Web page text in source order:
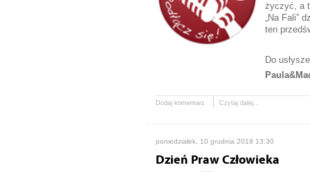
życzyć, a
„Na Fali”
ten
Do
Dodaj komentarz Czytaj dalej...
poniedziałek, 10 grudnia 2018 13:30
Dzień Praw Człowieka